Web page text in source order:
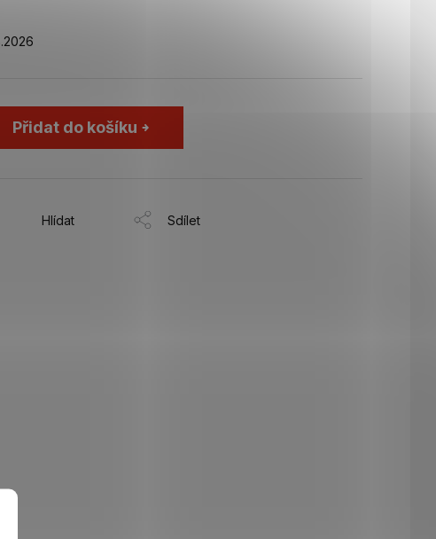
Přidat do košíku
Hlídat Sdílet